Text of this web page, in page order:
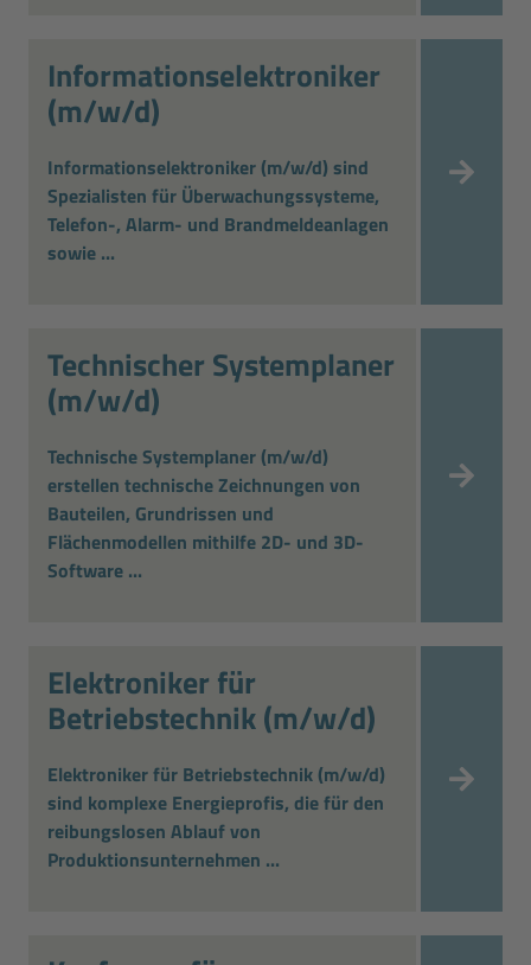
Informations­elektroniker
(m/w/d)
Informationselektroniker (m/w/d) sind
Spezialisten für Überwachungssysteme,
Telefon-, Alarm- und Brandmeldeanlagen
sowie ...
Technischer Systemplaner
(m/w/d)
Technische Systemplaner (m/w/d)
erstellen technische Zeichnungen von
Bauteilen, Grundrissen und
Flächenmodellen mithilfe 2D- und 3D-
Software ...
Elektroniker für
Betriebstechnik (m/w/d)
Elektroniker für Betriebstechnik (m/w/d)
sind komplexe Energieprofis, die für den
reibungslosen Ablauf von
Produktionsunternehmen ...